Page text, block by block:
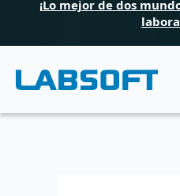
¡Lo mejor de dos